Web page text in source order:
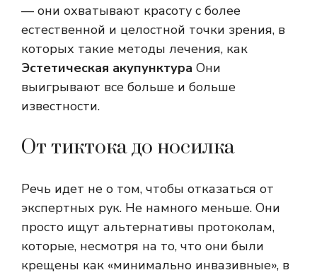
— они охватывают красоту с более
естественной и целостной точки зрения, в
которых такие методы лечения, как
Эстетическая акупунктура Они
выигрывают все больше и больше
известности.
От тиктока до носилка
Речь идет не о том, чтобы отказаться от
экспертных рук. Не намного меньше. Они
просто ищут альтернативы протоколам,
которые, несмотря на то, что они были
крещены как «минимально инвазивные», в